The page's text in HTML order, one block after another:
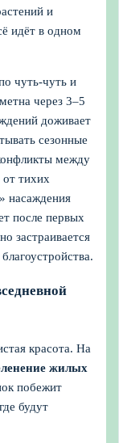
и
идёт в одном
чуть-чуть и
через 3–5
доживает
сезонные
между
тихих
насаждения
после первых
застраивается
красота. На
жилых
побежит
будут